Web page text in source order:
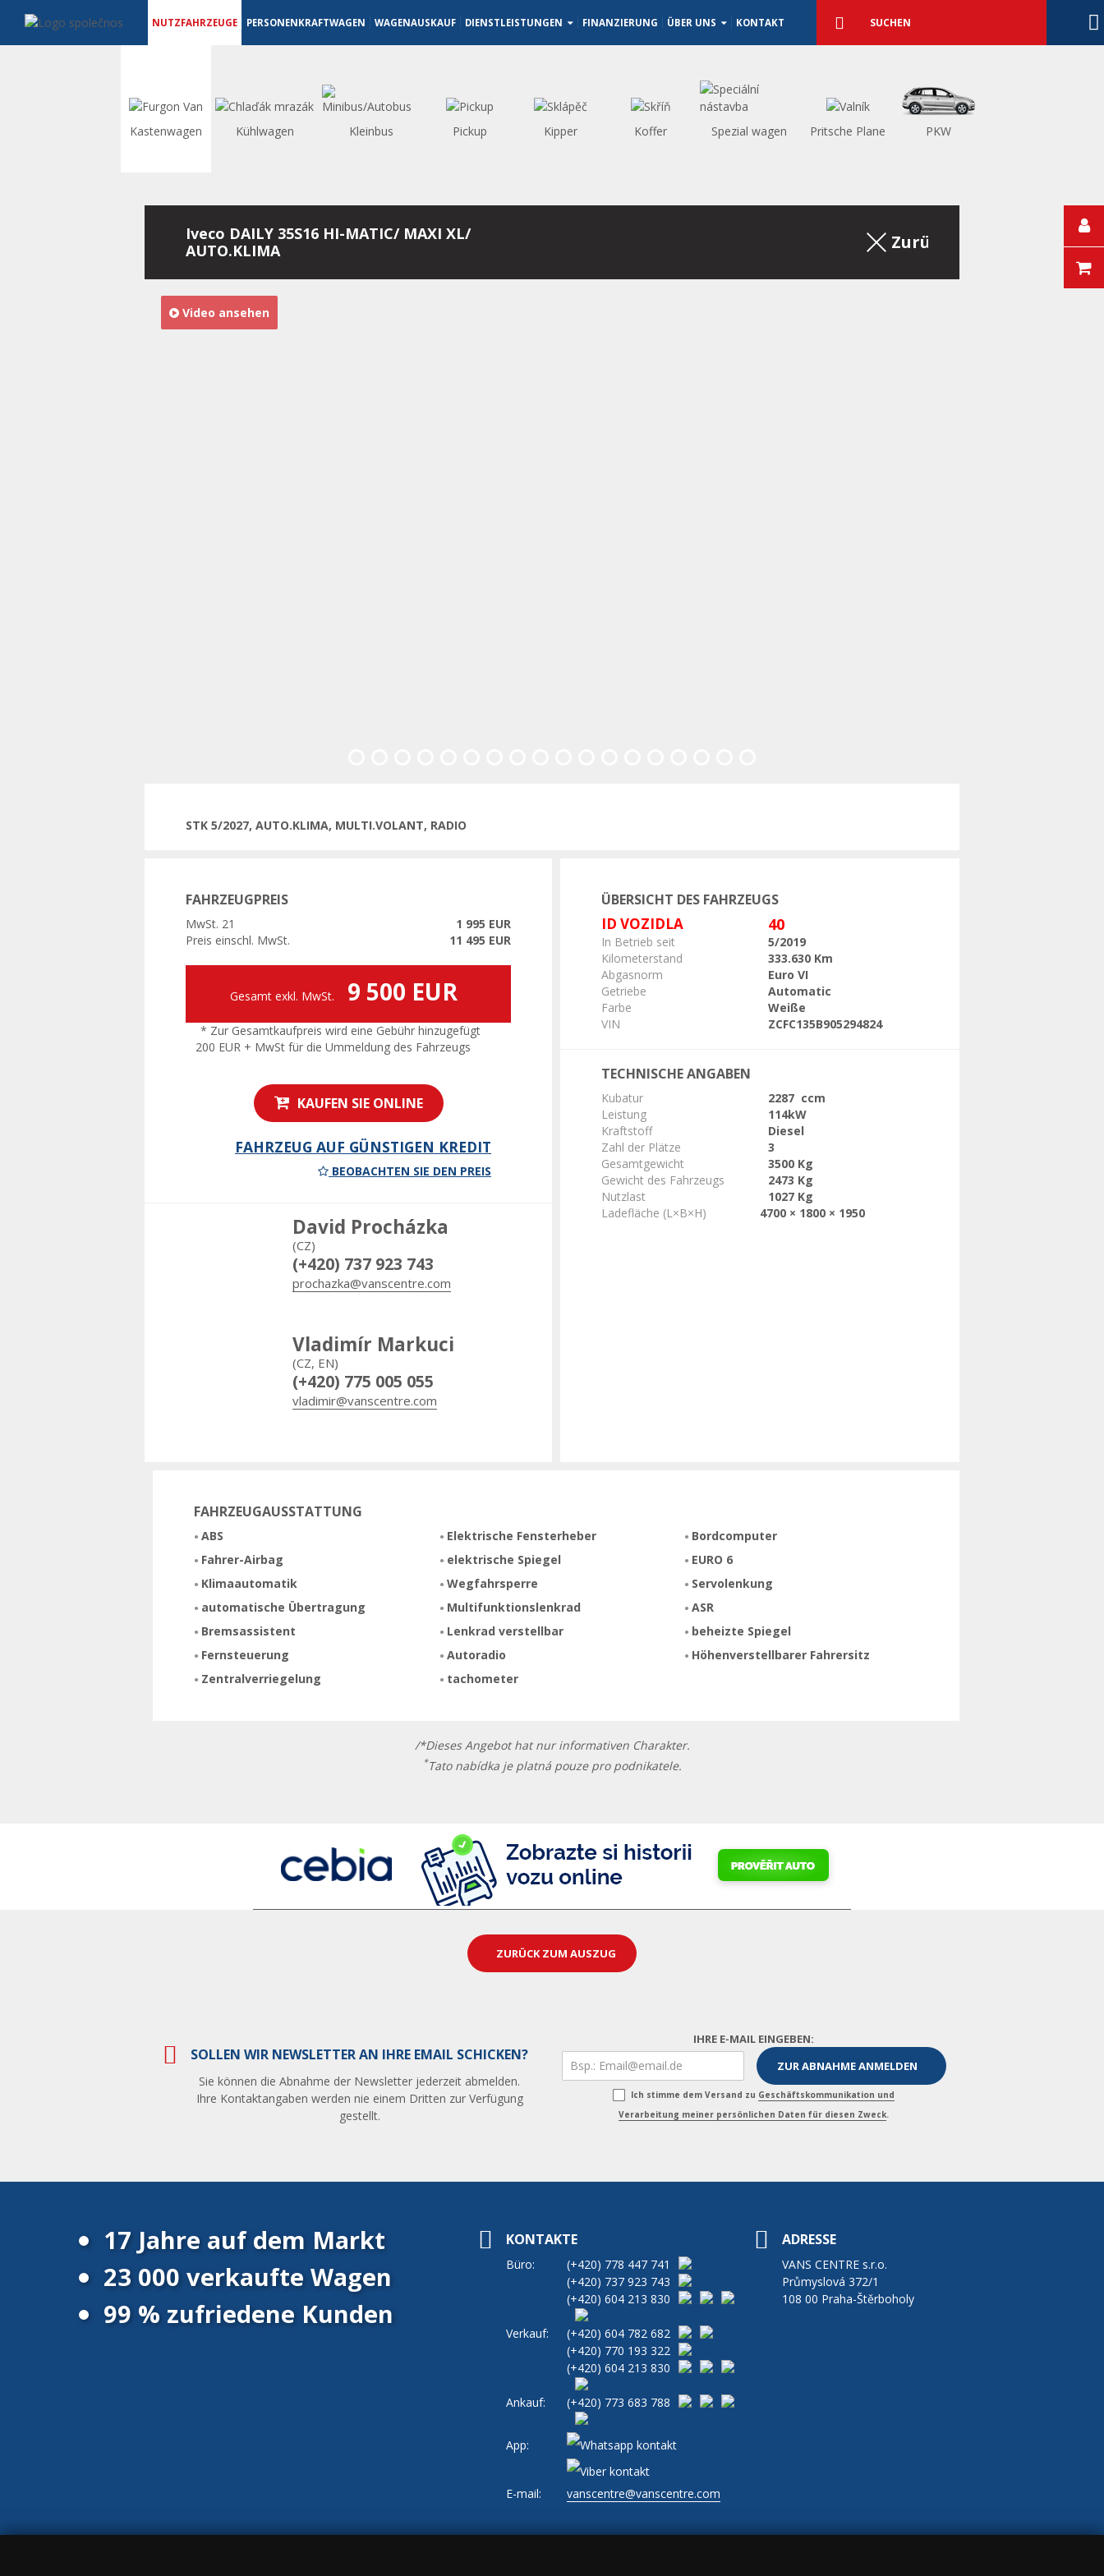
NUTZFAHRZEUGE PERSONENKRAFTWAGEN WAGENAUSKAUF DIENSTLEISTUNGEN FINANZIERUNG ÜBER UNS KONTAKT Suche Suchen
Kastenwagen Kühlwagen Kleinbus Pickup Kipper Koffer Spezial wagen Pritsche Plane PKW
Iveco DAILY 35S16 HI-MATIC/ MAXI XL/
AUTO.KLIMA
Zurück zum Auszug
Video ansehen
STK 5/2027, AUTO.KLIMA, MULTI.VOLANT, RADIO
FAHRZEUGPREIS
MwSt. 21
1 995 EUR
Preis einschl. MwSt.
11 495 EUR
Gesamt exkl. MwSt. 9 500 EUR
* Zur Gesamtkaufpreis wird eine Gebühr hinzugefügt
200 EUR + MwSt für die Ummeldung des Fahrzeugs
KAUFEN SIE ONLINE
FAHRZEUG AUF GÜNSTIGEN KREDIT
BEOBACHTEN SIE DEN PREIS
David Procházka
(CZ)
(+420) 737 923 743
prochazka@vanscentre.com
Vladimír Markuci
(CZ, EN)
(+420) 775 005 055
vladimir@vanscentre.com
ÜBERSICHT DES FAHRZEUGS
ID VOZIDLA 40
In Betrieb seit
5/2019
Kilometerstand
333.630 Km
Abgasnorm
Euro VI
Getriebe
Automatic
Farbe
Weiße
VIN
ZCFC135B905294824
TECHNISCHE ANGABEN
Kubatur
2287 ccm
Leistung
114kW
Kraftstoff
Diesel
Zahl der Plätze
3
Gesamtgewicht
3500 Kg
Gewicht des Fahrzeugs
2473 Kg
Nutzlast
1027 Kg
Ladefläche (L×B×H)
4700 × 1800 × 1950
FAHRZEUGAUSSTATTUNG
ABS
Fahrer-Airbag
Klimaautomatik
automatische Übertragung
Bremsassistent
Fernsteuerung
Zentralverriegelung
Elektrische Fensterheber
elektrische Spiegel
Wegfahrsperre
Multifunktionslenkrad
Lenkrad verstellbar
Autoradio
tachometer
Bordcomputer
EURO 6
Servolenkung
ASR
beheizte Spiegel
Höhenverstellbarer Fahrersitz
/*Dieses Angebot hat nur informativen Charakter.
*Tato nabídka je platná pouze pro podnikatele.
ZURÜCK ZUM AUSZUG
SOLLEN WIR NEWSLETTER AN IHRE EMAIL SCHICKEN?
Sie können die Abnahme der Newsletter jederzeit abmelden.
Ihre Kontaktangaben werden nie einem Dritten zur Verfügung
gestellt.
IHRE E-MAIL EINGEBEN:
Ich stimme dem Versand zu Geschäftskommunikation und
Verarbeitung meiner persönlichen Daten für diesen Zweck.
17 Jahre auf dem Markt
23 000 verkaufte Wagen
99 % zufriedene Kunden
KONTAKTE
Büro: (+420) 778 447 741
(+420) 737 923 743
(+420) 604 213 830
Verkauf: (+420) 604 782 682
(+420) 770 193 322
(+420) 604 213 830
Ankauf: (+420) 773 683 788
App:
E-mail: vanscentre@vanscentre.com
ADRESSE
VANS CENTRE s.r.o.
Průmyslová 372/1
108 00 Praha-Štěrboholy